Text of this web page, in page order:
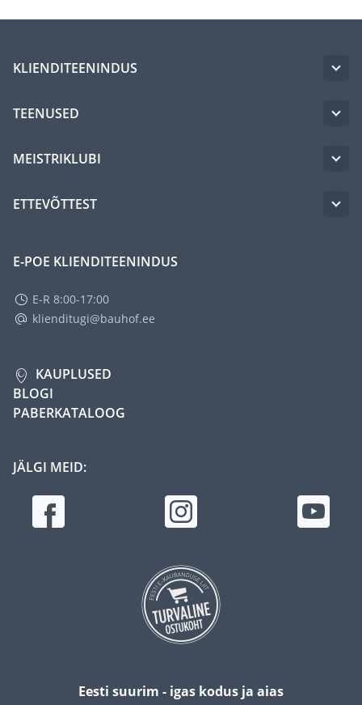
KLIENDITEENINDUS
TEENUSED
MEISTRIKLUBI
ETTEVÕTTEST
E-POE KLIENDITEENINDUS
E-R 8:00-17:00
klienditugi@bauhof.ee
KAUPLUSED
BLOGI
PABERKATALOOG
JÄLGI MEID:
Eesti suurim - igas kodus ja aias